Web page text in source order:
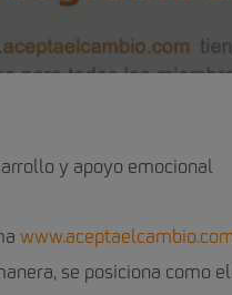
y apoyo emocional
se posiciona como